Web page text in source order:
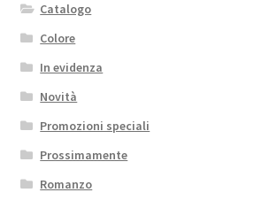
Catalogo
Colore
In evidenza
Novità
Promozioni speciali
Prossimamente
Romanzo